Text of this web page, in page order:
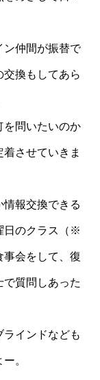
ン仲間が振替で
換もしてあら
を問いたいのか
させていきま
報交換できる
日のクラス（※
事会をして、復
質問しあった
インドなども
。